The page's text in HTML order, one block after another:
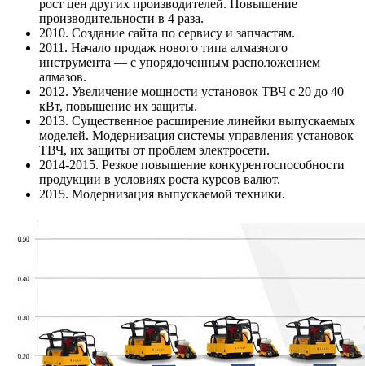
рост цен других производителей. Повышение
производительности в 4 раза.
2010. Создание сайта по сервису и запчастям.
2011. Начало продаж нового типа алмазного
инструмента — с упорядоченным расположением
алмазов.
2012. Увеличение мощности установок ТВЧ с 20 до 40
кВт, повышение их защиты.
2013. Существенное расширение линейки выпускаемых
моделей. Модернизация системы управления установок
ТВЧ, их защиты от проблем электросети.
2014-2015. Резкое повышение конкурентоспособности
продукции в условиях роста курсов валют.
2015. Модернизация выпускаемой техники.